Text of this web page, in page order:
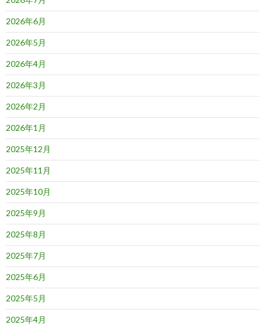
2026年6月
2026年5月
2026年4月
2026年3月
2026年2月
2026年1月
2025年12月
2025年11月
2025年10月
2025年9月
2025年8月
2025年7月
2025年6月
2025年5月
2025年4月